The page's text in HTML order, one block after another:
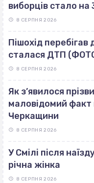
виборців стало на
8 СЕРПНЯ 2026
Пішохід
сталася ДТП
8 СЕРПНЯ 2026
Як з’явилося
маловідомий
Черкащини
8 СЕРПНЯ 2026
У Смілі після
річна жінка
8 СЕРПНЯ 2026